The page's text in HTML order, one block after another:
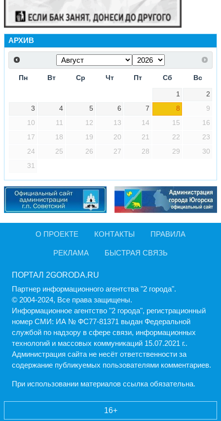
АРХИВ
Пн Вт Ср Чт Пт Сб Вс
1
2
3
4 5 6 7 8
9
10
11 12 13 14 15
16
17
18 19 20 21 22
23
24
25 26 27 28 29
30
31
О ПРОЕКТЕ КОНТАКТЫ ПРАВИЛА
РЕКЛАМА БЫСТРАЯ СВЯЗЬ
ПОРТАЛ 2GORODA.RU
Партнер информационного агентства "2 города".
© 2004-2024, Все права защищены.
Информационное агентство "2 города", регистрационный
номер СМИ: ИА № ФС77-81371 выдан Федеральной
службой по надзору в сфере связи, информационных
технологий и массовых коммуникаций 15.07.2021 г..
Администрация cайта не несёт ответственности за
содержание публикуемых пользователями комментариев.
При использовании материалов ссылка обязательна.
16+